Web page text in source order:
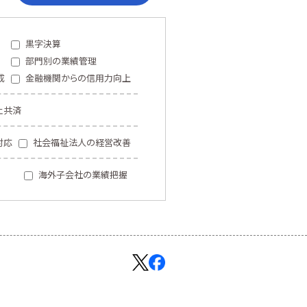
黒字決算
部門別の業績管理
金融機関からの信用力向上
共済
応 社会福祉法人の経営改善
海外子会社の業績把握